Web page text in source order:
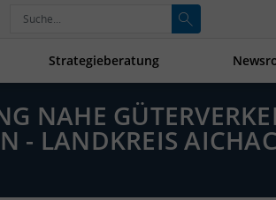
Strategieberatung
NAHE
- LANDKREIS